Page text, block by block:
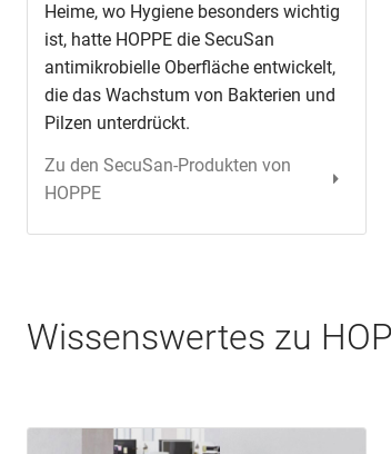
Heime, wo Hygiene besonders wichtig
ist, hatte HOPPE die SecuSan
antimikrobielle Oberfläche entwickelt,
die das Wachstum von Bakterien und
Pilzen unterdrückt.
Zu den SecuSan-Produkten von
HOPPE
Wissenswertes zu